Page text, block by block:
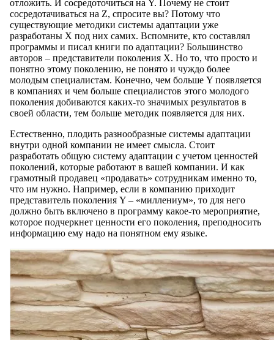
отложить. И сосредоточиться на Y. Почему не стоит
сосредотачиваться на Z, спросите вы? Потому что
существующие методики системы адаптации уже
разработаны Х под них самих. Вспомните, кто составлял
программы и писал книги по адаптации? Большинство
авторов – представители поколения X. Но то, что просто и
понятно этому поколению, не понято и чуждо более
молодым специалистам. Конечно, чем больше Y появляется
в компаниях и чем больше специалистов этого молодого
поколения добиваются каких-то значимых результатов в
своей области, тем больше методик появляется для них.
Естественно, плодить разнообразные системы адаптации
внутри одной компании не имеет смысла. Стоит
разработать общую систему адаптации с учетом ценностей
поколений, которые работают в вашей компании. И как
грамотный продавец «продавать» сотрудникам именно то,
что им нужно. Например, если в компанию приходит
представитель поколения Y – «миллениум», то для него
должно быть включено в программу какое-то мероприятие,
которое подчеркнет ценности его поколения, преподносить
информацию ему надо на понятном ему языке.